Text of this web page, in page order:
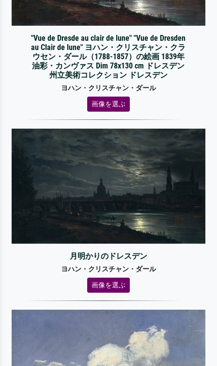
"Vue de Dresde au clair de lune" "Vue de Dresden
au Clair de lune" ヨハン・クリスチャン・クラ
ウセン・ダール（1788-1857）の絵画 1839年
油彩・カンヴァス Dim 78x130 cm ドレスデン
州立美術コレクション ドレスデン
ヨハン・クリスチャン・ダール
画像を選ぶ
月明かりのドレスデン
ヨハン・クリスチャン・ダール
画像を選ぶ